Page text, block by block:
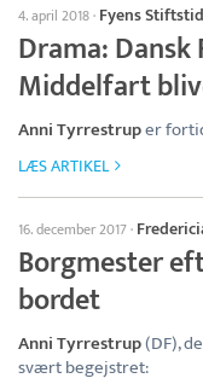
4. april 2018· Fyens
Drama:
Middelfart
Anni Tyrrestruper
LÆS ARTIKEL
16. december 2017·
Borgmester
bordet
Anni Tyrrestrup(DF),
svært begejstret: